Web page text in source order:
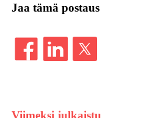
Jaa tämä postaus